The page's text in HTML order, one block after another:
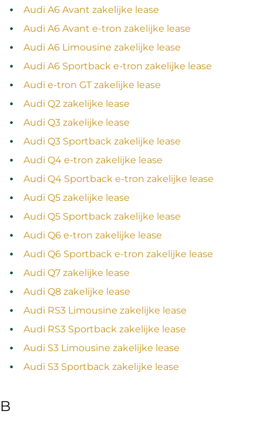
Audi A6 Avant zakelijke lease
Audi A6 Avant e-tron zakelijke lease
Audi A6 Limousine zakelijke lease
Audi A6 Sportback e-tron zakelijke lease
Audi e-tron GT zakelijke lease
Audi Q2 zakelijke lease
Audi Q3 zakelijke lease
Audi Q3 Sportback zakelijke lease
Audi Q4 e-tron zakelijke lease
Audi Q4 Sportback e-tron zakelijke lease
Audi Q5 zakelijke lease
Audi Q5 Sportback zakelijke lease
Audi Q6 e-tron zakelijke lease
Audi Q6 Sportback e-tron zakelijke lease
Audi Q7 zakelijke lease
Audi Q8 zakelijke lease
Audi RS3 Limousine zakelijke lease
Audi RS3 Sportback zakelijke lease
Audi S3 Limousine zakelijke lease
Audi S3 Sportback zakelijke lease
B